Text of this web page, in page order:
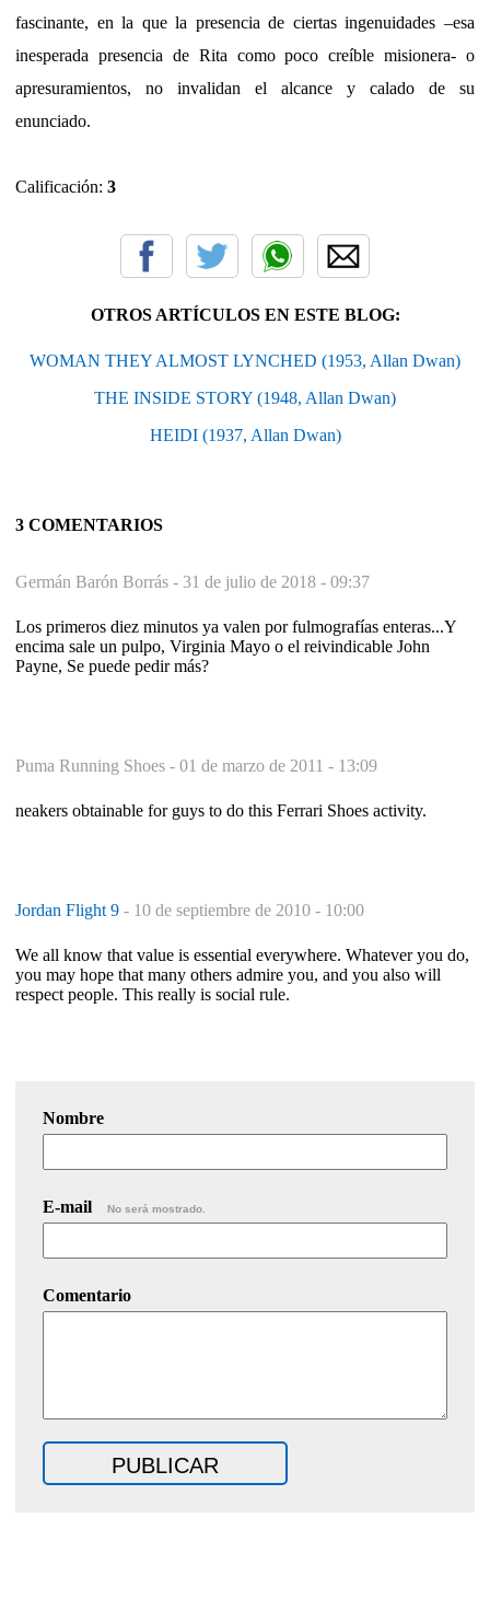
fascinante, en la que la presencia de ciertas ingenuidades –esa
inesperada presencia de Rita como poco creíble misionera- o
apresuramientos, no invalidan el alcance y calado de su
enunciado.
Calificación: 3
OTROS ARTÍCULOS EN ESTE BLOG:
WOMAN THEY ALMOST LYNCHED (1953, Allan Dwan)
THE INSIDE STORY (1948, Allan Dwan)
HEIDI (1937, Allan Dwan)
3 COMENTARIOS
Germán Barón Borrás - 31 de julio de 2018 - 09:37
Los primeros diez minutos ya valen por fulmografías enteras...Y
encima sale un pulpo, Virginia Mayo o el reivindicable John
Payne, Se puede pedir más?
Puma Running Shoes - 01 de marzo de 2011 - 13:09
neakers obtainable for guys to do this Ferrari Shoes activity.
Jordan Flight 9 - 10 de septiembre de 2010 - 10:00
We all know that value is essential everywhere. Whatever you do,
you may hope that many others admire you, and you also will
respect people. This really is social rule.
Nombre
E-mail No será mostrado.
Comentario